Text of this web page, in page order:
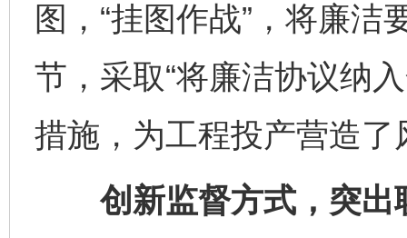
图，“挂图作战”，将廉
节，采取“将廉洁协议纳
措施，为工程投产营造
创新监督方式，突出